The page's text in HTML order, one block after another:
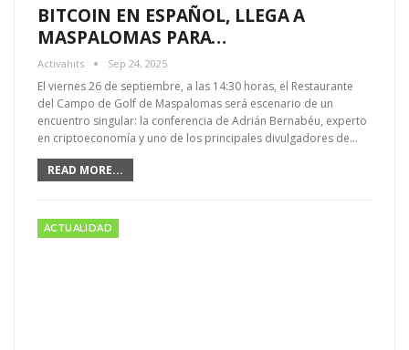
BITCOIN EN ESPAÑOL, LLEGA A
MASPALOMAS PARA…
Activahits Sep 24, 2025
El viernes 26 de septiembre, a las 14:30 horas, el Restaurante
del Campo de Golf de Maspalomas será escenario de un
encuentro singular: la conferencia de Adrián Bernabéu, experto
en criptoeconomía y uno de los principales divulgadores de…
READ MORE...
ACTUALIDAD